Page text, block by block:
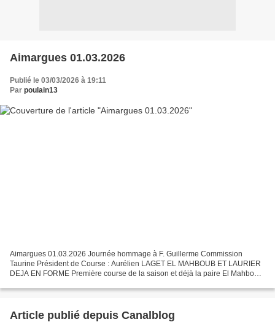
Aimargues 01.03.2026
Publié le 03/03/2026 à 19:11
Par poulain13
Aimargues 01.03.2026 Journée hommage à F. Guillerme Commission
Taurine Président de Course : Aurélien LAGET EL MAHBOUB ET LAURIER
DEJA EN FORME Première course de la saison et déjà la paire El Mahboub
Article publié depuis Canalblog